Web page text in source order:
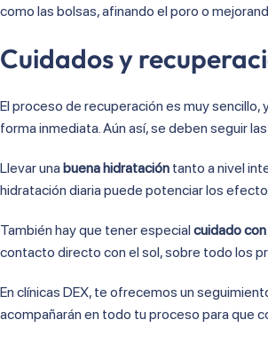
como las bolsas, afinando el poro o
Cuidados y
El proceso de recuperación es muy
forma inmediata. Aún así, se deben seguir
Llevar una buena hidratación tanto a nivel
hidratación diaria puede potenciar los
También hay que tener especialcuidado
contacto directo con el sol, sobre todo los
En clínicas DEX, te ofrecemos un
acompañarán en todo tu proceso para que